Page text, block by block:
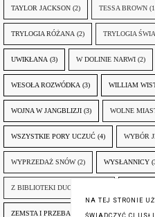
TAYLOR JACKSON (2) TESSA BROWN
TRYLOGIA RÓŻANA (2) TRYLOGIA
UWIKŁANA (3) W DOLINIE NARWI (2)
WESOŁA ROZWÓDKA (3) WILLIAM
WOJNA W JANGBLIZJI (3) WOLNE
WSZYSTKIE PORY UCZUĆ (4) WYBÓR
WYPRZEDAŻ SNÓW (2) WYSŁANNICY
Z BIBLIOTEKI DUCHA GÓR
ZEMSTA I PRZEBACZENIE (6) ŚLADY
NA TEJ STRONIE
ŚWIADCZYĆ CI